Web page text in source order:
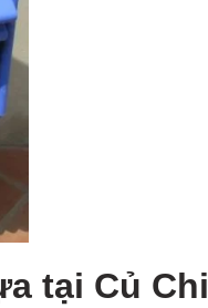
tại Củ Chi